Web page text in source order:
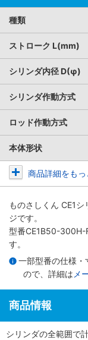
種類
ストローク L(mm)
シリンダ内径 D(φ)
シリンダ作動方式
ロッド作動方式
本体形状
商品詳細をもっ
ものさしくん CE1シ
ジです。
型番CE1B50-300H-
す。
一部型番の仕様・
ので、詳細は メ
商品情報
シリンダの全範囲で